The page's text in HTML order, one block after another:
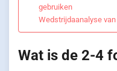
gebruiken
Wedstrijdaanalyse
Wat is de 2-4